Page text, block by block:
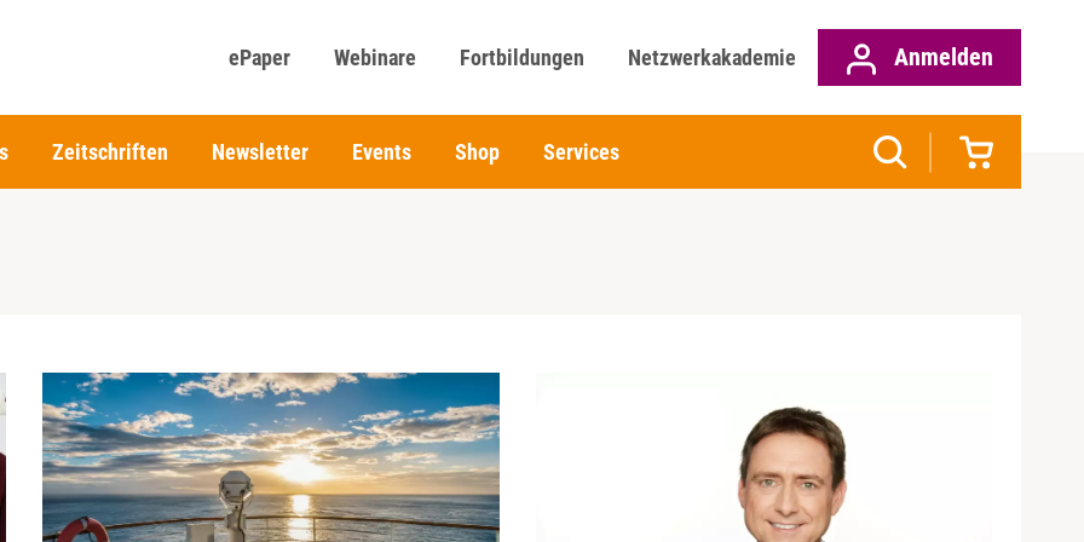
ePaper Webinare Fortbildungen Netzwerkakademie Anmelden
Zeitschriften Newsletter Events Shop Services